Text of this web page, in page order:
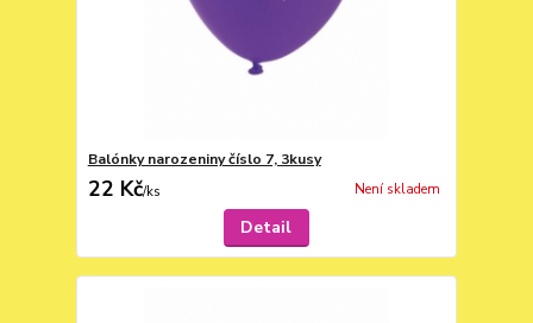
Balónky narozeniny číslo 7, 3kusy
22 Kč/ks Není skladem
Detail